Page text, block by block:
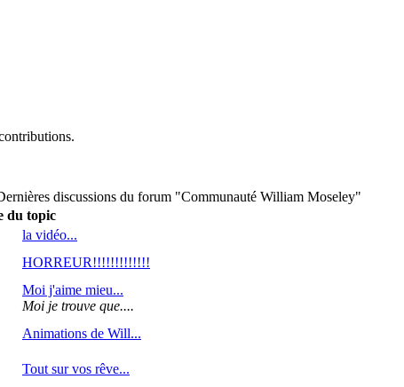
discussions du forum "Communauté William Moseley"
du topic
la vidéo...
HORREUR!!!!!!!!!!!!!
Moi j'aime mieu...
Moi je trouve que....
Animations de Will...
Tout sur vos rêve...